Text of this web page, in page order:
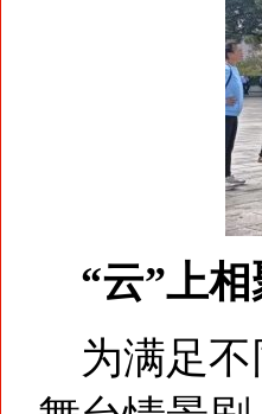
“云”上
为满足不